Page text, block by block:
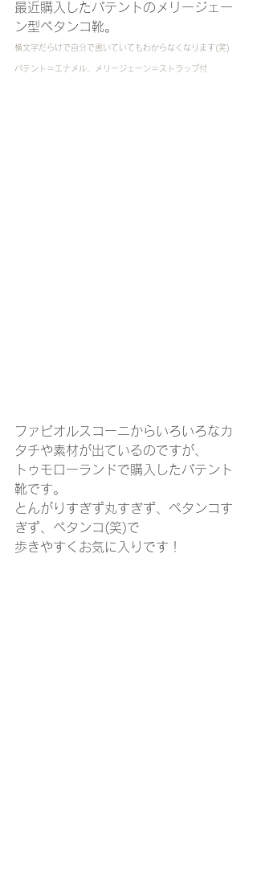
最近購入したパテントのメリージェー
ン型ペタンコ靴。
横文字だらけで自分で書いていてもわからなくなります(笑)
パテント＝エナメル、メリージェーン＝ストラップ付
ファビオルスコーニからいろいろなカ
タチや素材が出ているのですが、
トゥモローランドで購入したパテント
靴です。
とんがりすぎず丸すぎず、ペタンコす
ぎず、ペタンコ(笑)で
歩きやすくお気に入りです！